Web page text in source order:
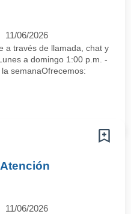
11/06/2026
a través de llamada, chat y
a domingo 1:00 p.m. -
semanaOfrecemos:
11/06/2026